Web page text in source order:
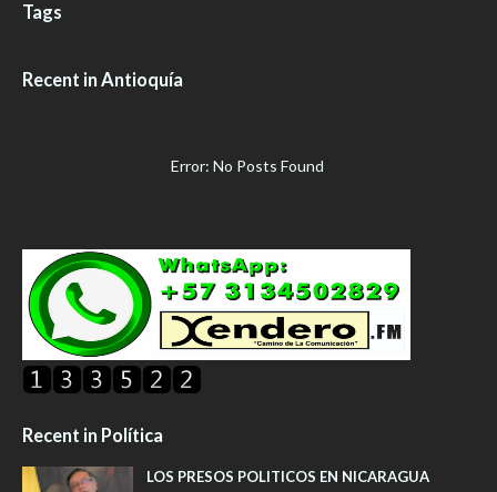
Tags
Recent in Antioquía
Error: No Posts Found
Recent in Política
LOS PRESOS POLITICOS EN NICARAGUA